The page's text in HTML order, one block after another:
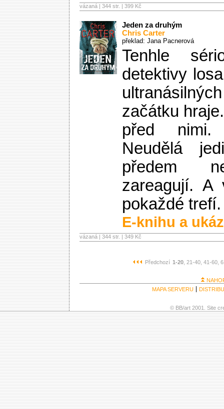
vázaná | 344 str. | 399 Kč
Jeden za druhým
Chris Carter
překlad: Jana Pacnerová
Tenhle
detektivy
začátku
před nimi.
Neudělá
předem
zareagují.
pokaždé trefí.
E-knihu a
vázaná | 344 str. | 349 Kč
Předchozí 1-20, 21-40, 41-60,
MAPA SERVERU
© BB/art 2001. Site